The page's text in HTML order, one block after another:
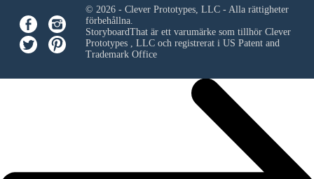
© 2026 - Clever Prototypes, LLC - Alla rättigheter
förbehållna.
StoryboardThat är ett varumärke som tillhör Clever
Prototypes , LLCoch registrerat i US Patent and
Trademark Office